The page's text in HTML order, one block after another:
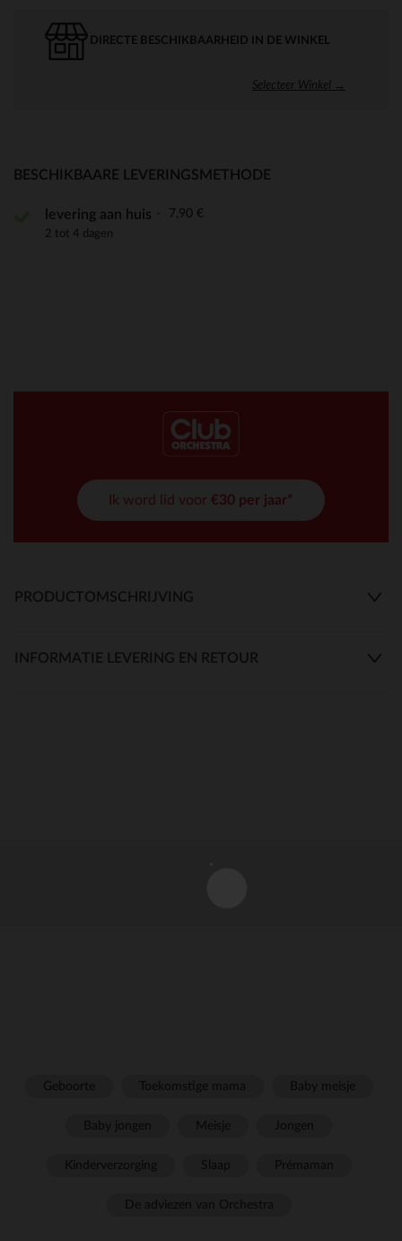
DIRECTE BESCHIKBAARHEID IN DE WINKEL
Selecteer Winkel →
BESCHIKBAARE LEVERINGSMETHODE
levering aan huis 7,90 €
2 tot 4 dagen
Ik word lid voor €30 per jaar*
PRODUCTOMSCHRIJVING
INFORMATIE LEVERING EN RETOUR